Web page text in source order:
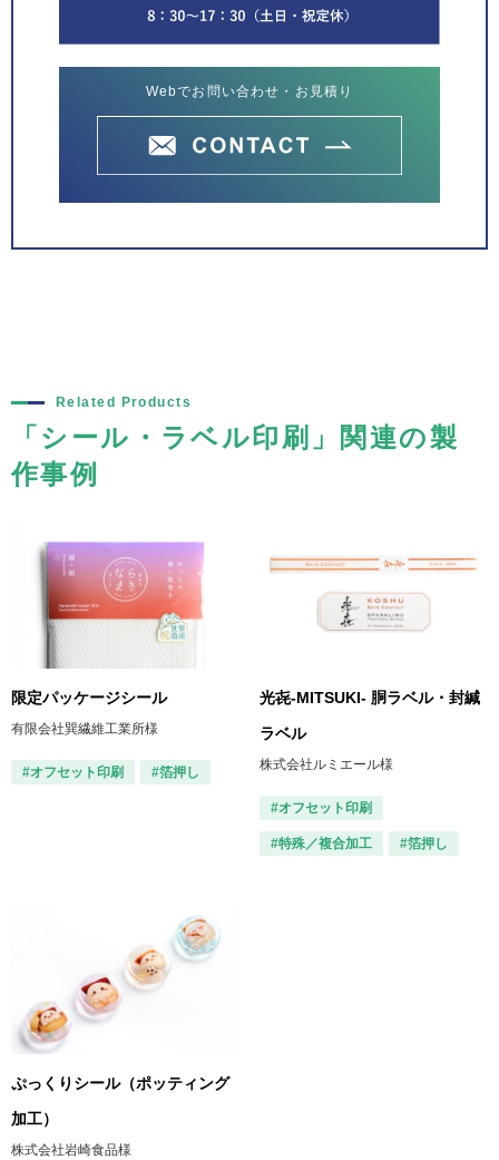
Webでお問い合わせ・お見積り
Related Products
「シール・ラベル印刷」関連の製
作事例
限定パッケージシール
有限会社巽繊維工業所様
#オフセット印刷 #箔押し
光㐂-MITSUKI- 胴ラベル・封緘
ラベル
株式会社ルミエール様
#オフセット印刷
#特殊／複合加工 #箔押し
ぷっくりシール（ポッティング
加工）
株式会社岩崎食品様